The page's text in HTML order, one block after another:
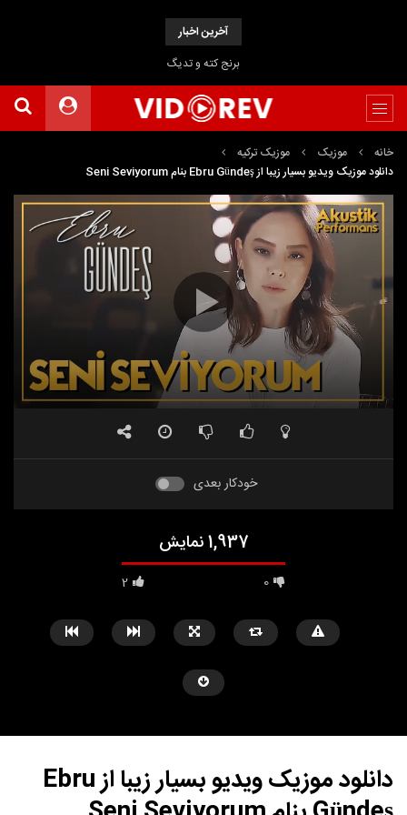
آخرین اخبار
برنج کته و تدیگ
خانه موزیک
موزیک ترکیه
دانلود موزیک ویدیو بسیار زیبا از Ebru Gündeş بنام Seni Seviyorum
نمایشگر
ویدیو
Media error: Format(s) not supported or source(s) not found
دریافت پرونده:
https://dl2.musicafee.com/July%202020/Ebru%20G%C3%BCnde%C5%9F%20-
%20Seni%20Seviyorum%20(Akustik).webm
خودکار بعدی
1,937 نمایش
2 0
دانلود موزیک ویدیو بسیار زیبا از Ebru